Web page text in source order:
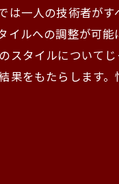
一人の技術者が
ルへの調整が可
タイルについて
をもたらします